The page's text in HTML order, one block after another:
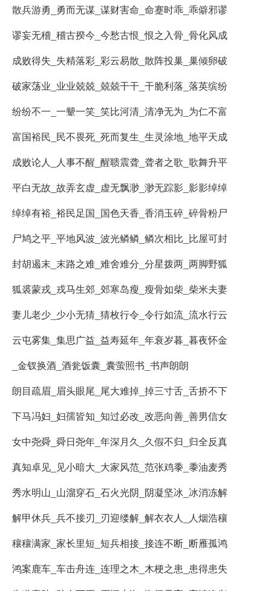
散兵游勇_勇而无谋_谋财害命_命蹇时乖_乖僻邪谬
谬妄无稽_稽古揆今_今愁古恨_恨之入骨_骨化风成
成败得失_失精落彩_彩云易散_散阵投巢_巢倾卵破
破家荡业_业业兢兢_兢兢干干_干脆利落_落英缤纷
纷纷不一_一颦一笑_笑比河清_清净无为_为仁不富
富国裕民_民不畏死_死而复生_生灵涂地_地平天成
成败论人_人事不醒_醒聩震聋_聋者之歌_歌舞升平
平白无故_故弄玄虚_虚无飘渺_渺无踪影_影影绰绰
绰绰有裕_裕民足国_国色天香_香消玉碎_碎骨粉尸
尸鸠之平_平地风波_波光鳞鳞_鳞次相比_比屋可封
封胡遏末_末路之难_难舍难分_分星拨两_两脚野狐
狐裘蒙戎_戎马生郊_郊寒岛瘦_瘦骨如柴_柴米夫妻
妻儿老少_少小无猜_猜枚行令_令行如流_流水行云
云屯雾集_集思广益_益寿延年_年衰岁暮_暮夜怀金
_金钗换酒_酒瓮饭囊_囊萤照书_书声朗朗
朗目疏眉_眉头眼尾_尾大难掉_掉三寸舌_舌挢不下
下马冯妇_妇孺皆知_知过必改_改恶向善_善男信女
女中尧舜_舜日尧年_年深月久_久假不归_归全反真
真知卓见_见小暗大_大家风范_范张鸡黍_黍油麦秀
秀水明山_山溜穿石_石火光阴_阴凝坚冰_冰消冻解
解甲休兵_兵不接刃_刃迎缕解_解衣衣人_人烟浩穰
穰穰满家_家长里短_短兵相接_接连不断_断雁孤鸿
鸿案鹿车_车击舟连_连理之木_木梗之患_患得患失